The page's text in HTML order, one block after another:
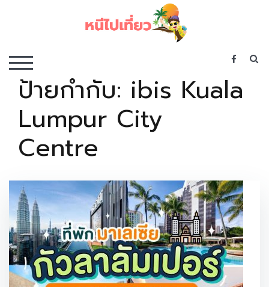
TOGGLE MOBILE MENU
ป้ายกำกับ: ibis Kuala
Lumpur City
Centre